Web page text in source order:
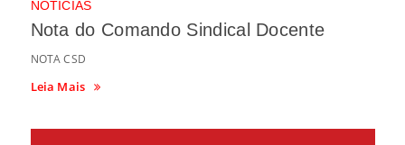
NOTÍCIAS
Nota do Comando Sindical Docente
NOTA CSD
Leia Mais